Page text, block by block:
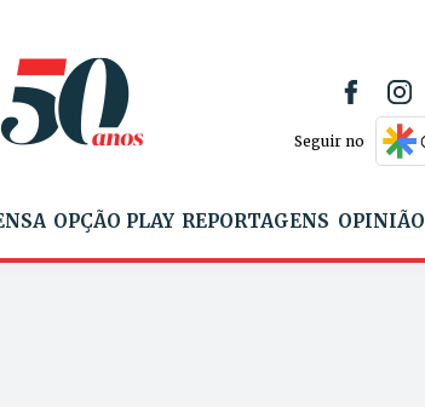
Seguir no
OPÇÃO PLAY REPORTAGENS OPINIÃO